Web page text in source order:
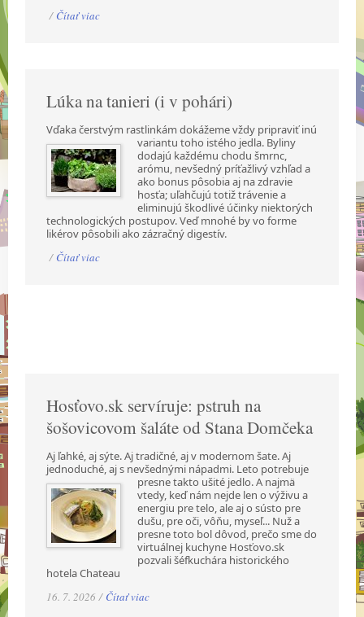
/ Čítať viac
Lúka na tanieri (i v pohári)
Vďaka čerstvým rastlinkám dokážeme vždy pripraviť inú
variantu toho istého jedla. Byliny
dodajú každému chodu šmrnc,
arómu, nevšedný príťažlivý vzhľad a
ako bonus pôsobia aj na zdravie
hosťa; uľahčujú totiž trávenie a
eliminujú škodlivé účinky niektorých
technologických postupov. Veď mnohé by vo forme
likérov pôsobili ako zázračný digestív.
/ Čítať viac
Hosťovo.sk servíruje: pstruh na
šošovicovom šaláte od Stana Domčeka
Aj ľahké, aj sýte. Aj tradičné, aj v modernom šate. Aj
jednoduché, aj s nevšednými nápadmi. Leto potrebuje
presne takto ušité jedlo. A najmä
vtedy, keď nám nejde len o výživu a
energiu pre telo, ale aj o sústo pre
dušu, pre oči, vôňu, myseľ... Nuž a
presne toto bol dôvod, prečo sme do
virtuálnej kuchyne Hosťovo.sk
pozvali šéfkuchára historického
hotela Chateau
16. 7. 2026 / Čítať viac